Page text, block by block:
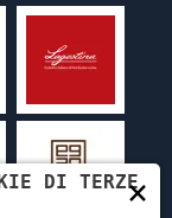
×
DI TERZE